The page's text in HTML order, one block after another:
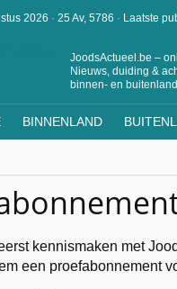
2026 · 25 Av, 5786 · Laatste
JoodsActueel.be –
Nieuws, duiding &
binnen- en buitenland
BINNENLAND
kennismaken met
een proefabonnement